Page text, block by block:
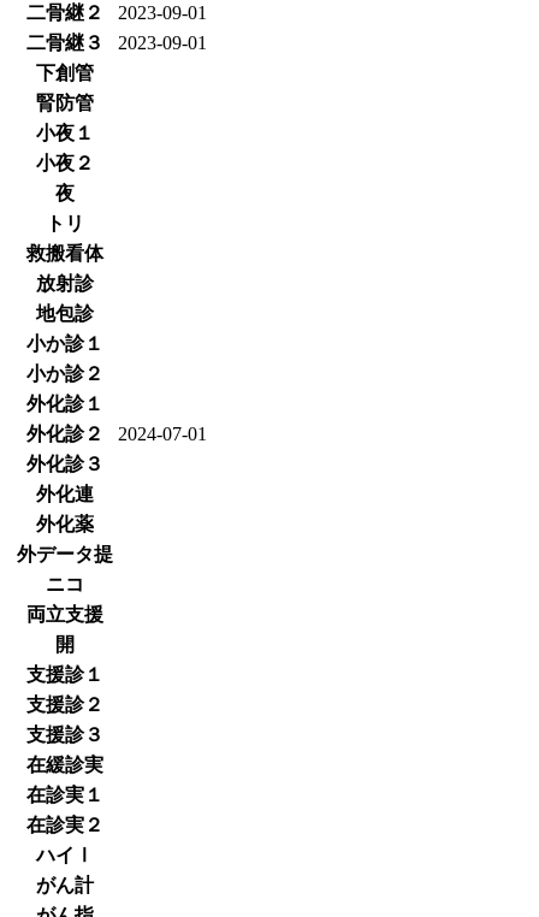
二骨継２
2023-09-01
二骨継３
2023-09-01
下創管
腎防管
小夜１
小夜２
夜
トリ
救搬看体
放射診
地包診
小か診１
小か診２
外化診１
外化診２
2024-07-01
外化診３
外化連
外化薬
外データ提
ニコ
両立支援
開
支援診１
支援診２
支援診３
在緩診実
在診実１
在診実２
ハイⅠ
がん計